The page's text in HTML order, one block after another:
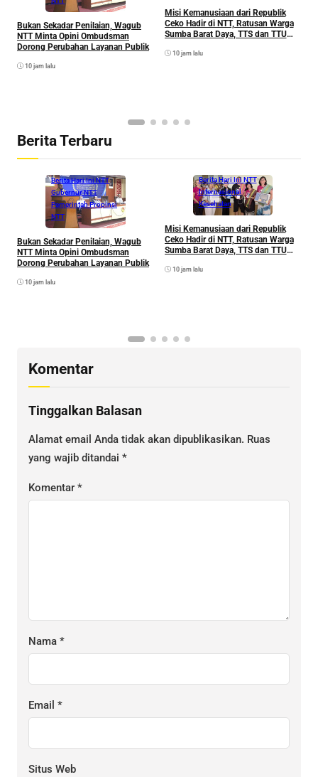
Bukan Sekadar Penilaian, Wagub
NTT Minta Opini Ombudsman
Dorong Perubahan Layanan Publik
10 jam lalu
Misi Kemanusiaan dari Republik
Ceko Hadir di NTT, Ratusan Warga
Sumba Barat Daya, TTS dan TTU
10 jam lalu
Berita Terbaru
Berita Hari Ini NTT
Gubernur NTT
Pemerintah Propinsi
NTT
Bukan Sekadar Penilaian, Wagub
NTT Minta Opini Ombudsman
Dorong Perubahan Layanan Publik
10 jam lalu
Berita Hari Ini NTT
Internasional
Kesehatan
Misi Kemanusiaan dari Republik
Ceko Hadir di NTT, Ratusan Warga
Sumba Barat Daya, TTS dan TTU
10 jam lalu
Komentar
Tinggalkan Balasan
Alamat email Anda tidak akan dipublikasikan. Ruas
yang wajib ditandai *
Komentar *
Nama *
Email *
Situs Web